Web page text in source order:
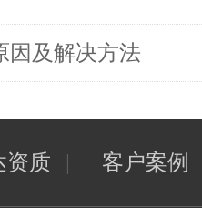
因及解决方法
资质 | 客户案例